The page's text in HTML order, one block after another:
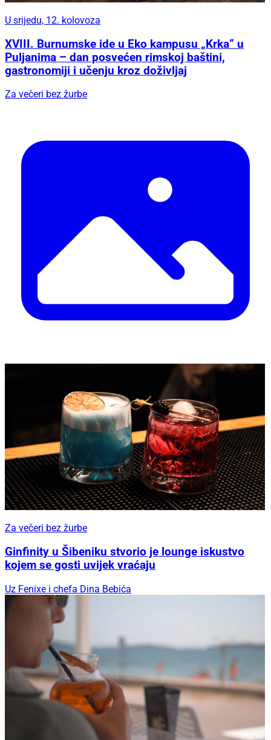
U srijedu, 12. kolovoza
XVIII. Burnumske ide u Eko kampusu „Krka“ u
Puljanima – dan posvećen rimskoj baštini,
gastronomiji i učenju kroz doživljaj
Za večeri bez žurbe
Za večeri bez žurbe
Ginfinity u Šibeniku stvorio je lounge iskustvo
kojem se gosti uvijek vraćaju
Uz Fenixe i chefa Dina Bebića